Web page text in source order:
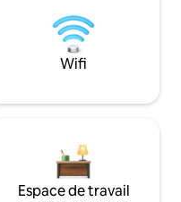
Wifi
Espace de travail